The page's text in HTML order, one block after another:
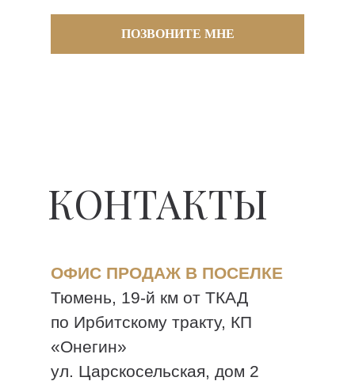
ПОЗВОНИТЕ МНЕ
КОНТАКТЫ
ОФИС ПРОДАЖ В ПОСЕЛКЕ
Тюмень, 19-й км от ТКАД
по Ирбитскому тракту, КП
«Онегин»
ул. Царскосельская, дом 2